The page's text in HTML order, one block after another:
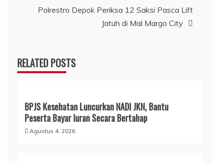
Polrestro Depok Periksa 12 Saksi Pasca Lift
Jatuh di Mal Margo City
RELATED POSTS
BPJS Kesehatan Luncurkan NADI JKN, Bantu
Peserta Bayar Iuran Secara Bertahap
Agustus 4, 2026